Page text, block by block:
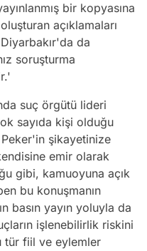
bir kopyasına
açıklamaları
da
soruşturma
suç örgütü lideri
sayıda kişi olduğu
Peker'in şikayetinize
emir olarak
gibi, kamuoyuna açık
bu konuşmanın
basın yayın yoluyla da
işlenebilirlik riskini
tür fiil ve eylemler